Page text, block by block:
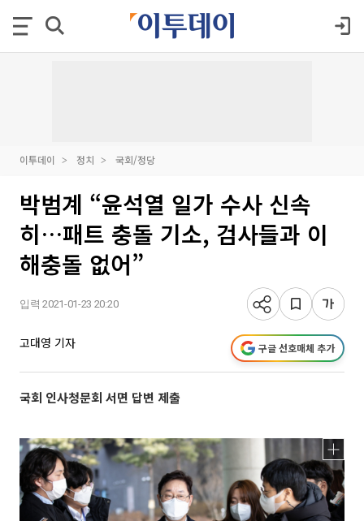
이투데이 정치 국회/정당
박범계 “윤석열 일가 수사 신속
히…패트 충돌 기소, 검사들과 이
해충돌 없어”
입력 2021-01-23 20:20
고대영 기자 구글 선호매체 추가
국회 인사청문회 서면 답변 제출